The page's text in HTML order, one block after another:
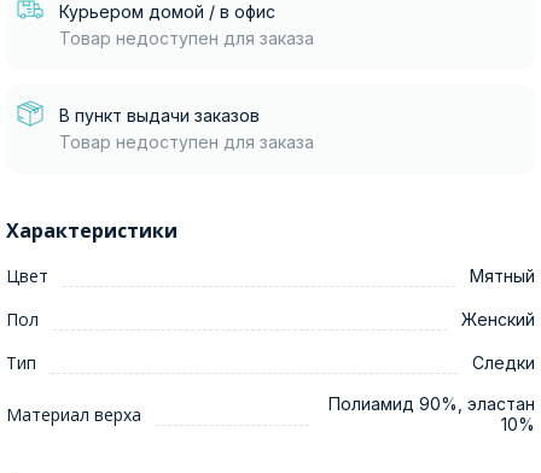
Курьером домой / в офис
Товар недоступен для заказа
В пункт выдачи заказов
Товар недоступен для заказа
Характеристики
Цвет Мятный
Пол Женский
Тип Следки
Материал верха
Полиамид 90%, эластан
10%